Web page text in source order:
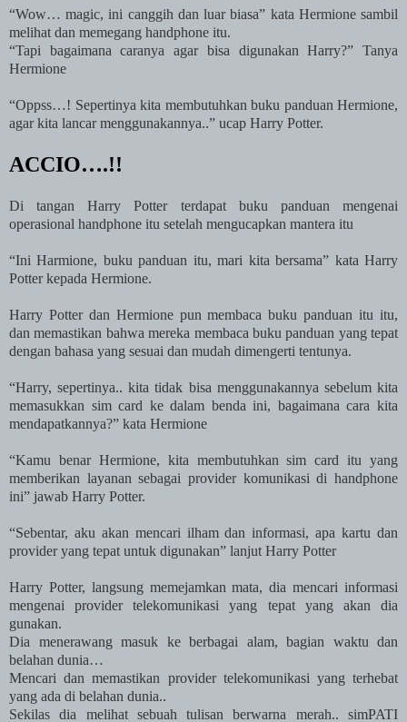
“Wow… magic, ini canggih dan luar biasa” kata Hermione sambil
melihat dan memegang handphone itu.
“Tapi bagaimana caranya agar bisa digunakan Harry?” Tanya
Hermione
“Oppss…! Sepertinya kita membutuhkan buku panduan Hermione,
agar kita lancar menggunakannya..” ucap Harry Potter.
ACCIO….!!
Di tangan Harry Potter terdapat buku panduan mengenai
operasional handphone itu setelah mengucapkan mantera itu
“Ini Harmione, buku panduan itu, mari kita bersama” kata Harry
Potter kepada Hermione.
Harry Potter dan Hermione pun membaca buku panduan itu itu,
dan memastikan bahwa mereka membaca buku panduan yang tepat
dengan bahasa yang sesuai dan mudah dimengerti tentunya.
“Harry, sepertinya.. kita tidak bisa menggunakannya sebelum kita
memasukkan sim card ke dalam benda ini, bagaimana cara kita
mendapatkannya?” kata Hermione
“Kamu benar Hermione, kita membutuhkan sim card itu yang
memberikan layanan sebagai provider komunikasi di handphone
ini” jawab Harry Potter.
“Sebentar, aku akan mencari ilham dan informasi, apa kartu dan
provider yang tepat untuk digunakan” lanjut Harry Potter
Harry Potter, langsung memejamkan mata, dia mencari informasi
mengenai provider telekomunikasi yang tepat yang akan dia
gunakan.
Dia menerawang masuk ke berbagai alam, bagian waktu dan
belahan dunia…
Mencari dan memastikan provider telekomunikasi yang terhebat
yang ada di belahan dunia..
Sekilas dia melihat sebuah tulisan berwarna merah.. simPATI